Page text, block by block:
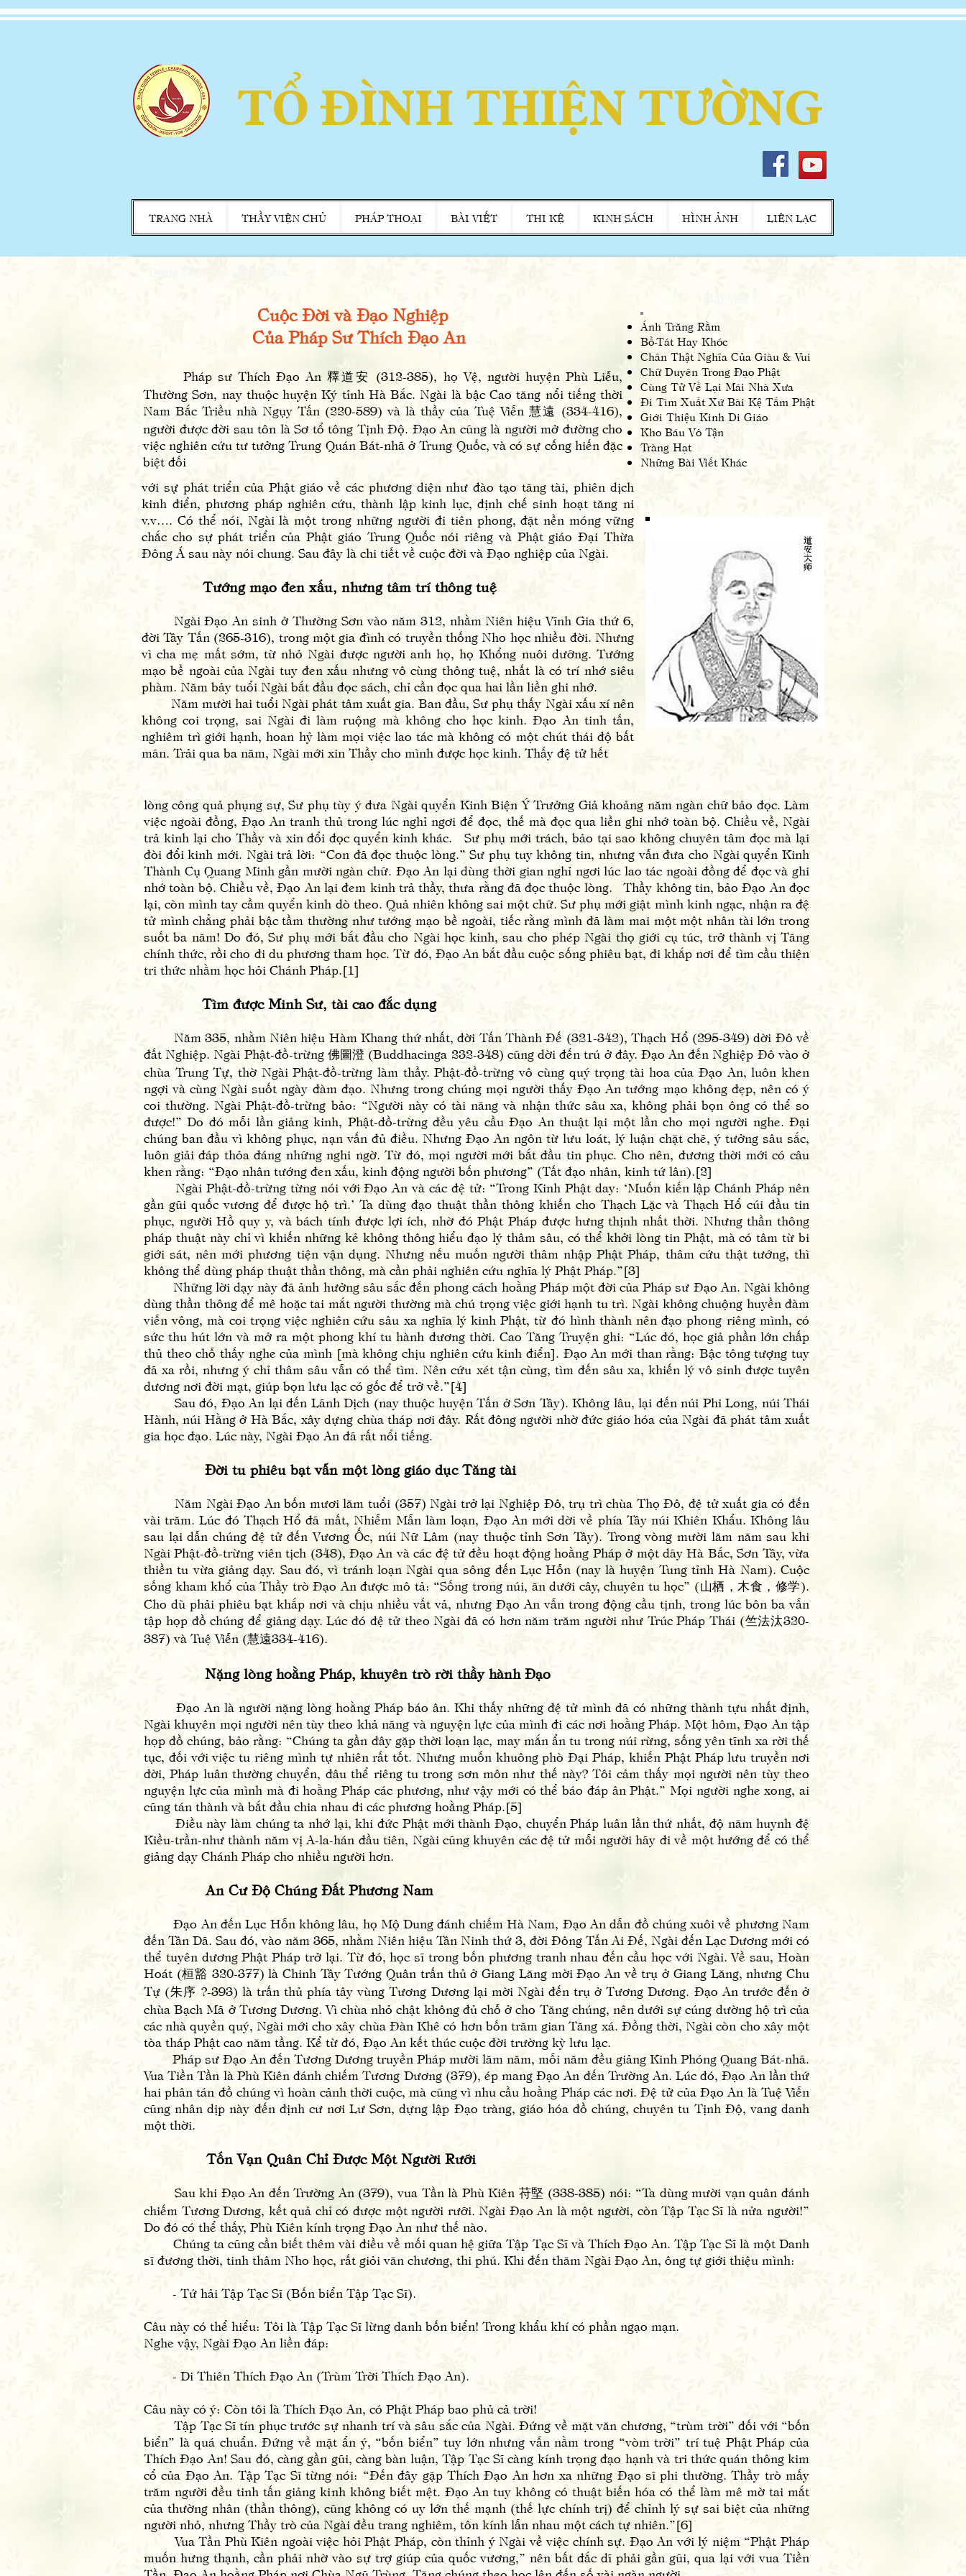
TỔ ĐÌNH THIỆN TƯỜNG
TRANG NHÀ THẦY VIỆN CHỦ PHÁP THOẠI BÀI VIẾT THI KỆ KINH SÁCH HÌNH ẢNH LIÊN LẠC
Cuộc Đời và Đạo Nghiệp
Của Pháp Sư Thích Đạo An
Pháp sư Thích Đạo An 釋道安 (312-385), họ Vệ, người huyện Phù Liễu,
Thường Sơn, nay thuộc huyện Ký tỉnh Hà Bắc. Ngài là bậc Cao tăng nổi tiếng thời
Nam Bắc Triều nhà Ngụy Tấn (220-589) và là thầy của Tuệ Viễn 慧遠 (334-416),
người được đời sau tôn là Sơ tổ tông Tịnh Độ. Đạo An cũng là người mở đường cho
việc nghiên cứu tư tưởng Trung Quán Bát-nhã ở Trung Quốc, và có sự cống hiến đặc
biệt đối
với sự phát triển của Phật giáo về các phương diện như đào tạo tăng tài, phiên dịch
kinh điển, phương pháp nghiên cứu, thành lập kinh lục, định chế sinh hoạt tăng ni
v.v…. Có thể nói, Ngài là một trong những người đi tiên phong, đặt nền móng vững
chắc cho sự phát triển của Phật giáo Trung Quốc nói riêng và Phật giáo Đại Thừa
Đông Á sau này nói chung. Sau đây là chi tiết về cuộc đời và Đạo nghiệp của Ngài.
Tướng mạo đen xấu, nhưng tâm trí thông tuệ
Ngài Đạo An sinh ở Thường Sơn vào năm 312, nhằm Niên hiệu Vĩnh Gia thứ 6,
đời Tây Tấn (265-316), trong một gia đình có truyền thống Nho học nhiều đời. Nhưng
vì cha mẹ mất sớm, từ nhỏ Ngài được người anh họ, họ Khổng nuôi dưỡng. Tướng
mạo bề ngoài của Ngài tuy đen xấu nhưng vô cùng thông tuệ, nhất là có trí nhớ siêu
phàm. Năm bảy tuổi Ngài bắt đầu đọc sách, chỉ cần đọc qua hai lần liền ghi nhớ.
Năm mười hai tuổi Ngài phát tâm xuất gia. Ban đầu, Sư phụ thấy Ngài xấu xí nên
không coi trọng, sai Ngài đi làm ruộng mà không cho học kinh. Đạo An tinh tấn,
nghiêm trì giới hạnh, hoan hỷ làm mọi việc lao tác mà không có một chút thái độ bất
mãn. Trải qua ba năm, Ngài mới xin Thầy cho mình được học kinh. Thấy đệ tử hết
Ánh Trăng Rằm
Bồ-Tát Hay Khóc
Chân Thật Nghĩa Của Giàu & Vui
Chữ Duyên Trong Đạo Phật
Cùng Tử Về Lại Mái Nhà Xưa
Đi Tìm Xuất Xứ Bài Kệ Tắm Phật
Giới Thiệu Kinh Di Giáo
Kho Báu Vô Tận
Tràng Hạt
Những Bài Viết Khác
lòng công quả phụng sự, Sư phụ tùy ý đưa Ngài quyển Kinh Biện Ý Trưởng Giả khoảng năm ngàn chữ bảo đọc. Làm
việc ngoài đồng, Đạo An tranh thủ trong lúc nghỉ ngơi để đọc, thế mà đọc qua liền ghi nhớ toàn bộ. Chiều về, Ngài
trả kinh lại cho Thầy và xin đổi đọc quyển kinh khác. Sư phụ mới trách, bảo tại sao không chuyên tâm đọc mà lại
đòi đổi kinh mới. Ngài trả lời: “Con đã đọc thuộc lòng.” Sư phụ tuy không tin, nhưng vẫn đưa cho Ngài quyển Kinh
Thành Cụ Quang Minh gần mười ngàn chữ. Đạo An lại dùng thời gian nghỉ ngơi lúc lao tác ngoài đồng để đọc và ghi
nhớ toàn bộ. Chiều về, Đạo An lại đem kinh trả thầy, thưa rằng đã đọc thuộc lòng. Thầy không tin, bảo Đạo An đọc
lại, còn mình tay cầm quyển kinh dò theo. Quả nhiên không sai một chữ. Sư phụ mới giật mình kinh ngạc, nhận ra đệ
tử mình chẳng phải bậc tầm thường như tướng mạo bề ngoài, tiếc rằng mình đã làm mai một một nhân tài lớn trong
suốt ba năm! Do đó, Sư phụ mới bắt đầu cho Ngài học kinh, sau cho phép Ngài thọ giới cụ túc, trở thành vị Tăng
chính thức, rồi cho đi du phương tham học. Từ đó, Đạo An bắt đầu cuộc sống phiêu bạt, đi khắp nơi để tìm cầu thiện
tri thức nhằm học hỏi Chánh Pháp.[1]
Tìm được Minh Sư, tài cao đắc dụng
Năm 335, nhằm Niên hiệu Hàm Khang thứ nhất, đời Tấn Thành Đế (321-342), Thạch Hổ (295-349) dời Đô về
đất Nghiệp. Ngài Phật-đồ-trừng 佛圖澄 (Buddhacinga 232-348) cũng dời đến trú ở đây. Đạo An đến Nghiệp Đô vào ở
chùa Trung Tự, thờ Ngài Phật-đồ-trừng làm thầy. Phật-đồ-trừng vô cùng quý trọng tài hoa của Đạo An, luôn khen
ngợi và cùng Ngài suốt ngày đàm đạo. Nhưng trong chúng mọi người thấy Đạo An tướng mạo không đẹp, nên có ý
coi thường. Ngài Phật-đồ-trừng bảo: “Người này có tài năng và nhận thức sâu xa, không phải bọn ông có thể so
được!” Do đó mỗi lần giảng kinh, Phật-đồ-trừng đều yêu cầu Đạo An thuật lại một lần cho mọi người nghe. Đại
chúng ban đầu vì không phục, nạn vấn đủ điều. Nhưng Đạo An ngôn từ lưu loát, lý luận chặt chẽ, ý tưởng sâu sắc,
luôn giải đáp thỏa đáng những nghi ngờ. Từ đó, mọi người mới bắt đầu tin phục. Cho nên, đương thời mới có câu
khen rằng: “Đạo nhân tướng đen xấu, kinh động người bốn phương” (Tất đạo nhân, kinh tứ lân).[2]
Ngài Phật-đồ-trừng từng nói với Đạo An và các đệ tử: “Trong Kinh Phật day: ‘Muốn kiến lập Chánh Pháp nên
gần gũi quốc vương để được hộ trì.’ Ta dùng đạo thuật thần thông khiến cho Thạch Lặc và Thạch Hổ cúi đầu tin
phục, người Hồ quy y, và bách tính được lợi ích, nhờ đó Phật Pháp được hưng thịnh nhất thời. Nhưng thần thông
pháp thuật này chỉ vì khiến những kẻ không thông hiểu đạo lý thâm sâu, có thể khởi lòng tin Phật, mà có tâm từ bi
giới sát, nên mới phương tiện vận dụng. Nhưng nếu muốn người thâm nhập Phật Pháp, thâm cứu thật tướng, thì
không thể dùng pháp thuật thần thông, mà cần phải nghiên cứu nghĩa lý Phật Pháp.”[3]
Những lời dạy này đã ảnh hưởng sâu sắc đến phong cách hoằng Pháp một đời của Pháp sư Đạo An. Ngài không
dùng thần thông để mê hoặc tai mắt người thường mà chú trọng việc giới hạnh tu trì. Ngài không chuộng huyền đàm
viễn vông, mà coi trọng việc nghiên cứu sâu xa nghĩa lý kinh Phật, từ đó hình thành nên đạo phong riêng mình, có
sức thu hút lớn và mở ra một phong khí tu hành đương thời. Cao Tăng Truyện ghi: “Lúc đó, học giả phần lớn chấp
thủ theo chỗ thấy nghe của mình [mà không chịu nghiên cứu kinh điển]. Đạo An mới than rằng: Bậc tông tượng tuy
đã xa rồi, nhưng ý chỉ thâm sâu vẫn có thể tìm. Nên cứu xét tận cùng, tìm đến sâu xa, khiến lý vô sinh được tuyên
dương nơi đời mạt, giúp bọn lưu lạc có gốc để trở về.”[4]
Sau đó, Đạo An lại đến Lãnh Dịch (nay thuộc huyện Tấn ở Sơn Tây). Không lâu, lại đến núi Phi Long, núi Thái
Hành, núi Hằng ở Hà Bắc, xây dựng chùa tháp nơi đây. Rất đông người nhờ đức giáo hóa của Ngài đã phát tâm xuất
gia học đạo. Lúc này, Ngài Đạo An đã rất nổi tiếng.
Đời tu phiêu bạt vẫn một lòng giáo dục Tăng tài
Năm Ngài Đạo An bốn mươi lăm tuổi (357) Ngài trở lại Nghiệp Đô, trụ trì chùa Thọ Đô, đệ tử xuất gia có đến
vài trăm. Lúc đó Thạch Hổ đã mất, Nhiễm Mẫn làm loạn, Đạo An mới dời về phía Tây núi Khiên Khẩu. Không lâu
sau lại dẫn chúng đệ tử đến Vương Ốc, núi Nữ Lâm (nay thuộc tỉnh Sơn Tây). Trong vòng mười lăm năm sau khi
Ngài Phật-đồ-trừng viên tịch (348), Đạo An và các đệ tử đều hoạt động hoằng Pháp ở một dãy Hà Bắc, Sơn Tây, vừa
thiền tu vừa giảng dạy. Sau đó, vì tránh loạn Ngài qua sông đến Lục Hỗn (nay là huyện Tung tỉnh Hà Nam). Cuộc
sống kham khổ của Thầy trò Đạo An được mô tả: “Sống trong núi, ăn dưới cây, chuyên tu học” (山栖，木食，修学).
Cho dù phải phiêu bạt khắp nơi và chịu nhiều vất vả, nhưng Đạo An vẫn trong động cầu tịnh, trong lúc bôn ba vẫn
tập họp đồ chúng để giảng dạy. Lúc đó đệ tử theo Ngài đã có hơn năm trăm người như Trúc Pháp Thái (竺法汰320-
387) và Tuệ Viễn (慧遠334-416).
Nặng lòng hoằng Pháp, khuyên trò rời thầy hành Đạo
Đạo An là người nặng lòng hoằng Pháp báo ân. Khi thấy những đệ tử mình đã có những thành tựu nhất định,
Ngài khuyên mọi người nên tùy theo khả năng và nguyện lực của mình đi các nơi hoằng Pháp. Một hôm, Đạo An tập
họp đồ chúng, bảo rằng: “Chúng ta gần đây gặp thời loạn lạc, may mắn ẩn tu trong núi rừng, sống yên tĩnh xa rời thế
tục, đối với việc tu riêng mình tự nhiên rất tốt. Nhưng muốn khuông phò Đại Pháp, khiến Phật Pháp lưu truyền nơi
đời, Pháp luân thường chuyển, đâu thể riêng tu trong sơn môn như thế này? Tôi cảm thấy mọi người nên tùy theo
nguyện lực của mình mà đi hoằng Pháp các phương, như vậy mới có thể báo đáp ân Phật.” Mọi người nghe xong, ai
cũng tán thành và bắt đầu chia nhau đi các phương hoằng Pháp.[5]
Điều này làm chúng ta nhớ lại, khi đức Phật mới thành Đạo, chuyển Pháp luân lần thứ nhất, độ năm huynh đệ
Kiều-trần-như thành năm vị A-la-hán đầu tiên, Ngài cũng khuyên các đệ tử mỗi người hãy đi về một hướng để có thể
giảng dạy Chánh Pháp cho nhiều người hơn.
An Cư Độ Chúng Đất Phương Nam
Đạo An đến Lục Hỗn không lâu, họ Mộ Dung đánh chiếm Hà Nam, Đạo An dẫn đồ chúng xuôi về phương Nam
đến Tân Dã. Sau đó, vào năm 365, nhằm Niên hiệu Tân Ninh thứ 3, đời Đông Tấn Ai Đế, Ngài đến Lạc Dương mới có
thể tuyên dương Phật Pháp trở lại. Từ đó, học sĩ trong bốn phương tranh nhau đến cầu học với Ngài. Về sau, Hoàn
Hoát (桓豁 320-377) là Chinh Tây Tướng Quân trấn thủ ở Giang Lăng mời Đạo An về trụ ở Giang Lăng, nhưng Chu
Tự (朱序 ?-393) là trấn thủ phía tây vùng Tương Dương lại mời Ngài đến trụ ở Tương Dương. Đạo An trước đến ở
chùa Bạch Mã ở Tương Dương. Vì chùa nhỏ chật không đủ chỗ ở cho Tăng chúng, nên dưới sự cúng dường hộ trì của
các nhà quyền quý, Ngài mới cho xây chùa Đàn Khê có hơn bốn trăm gian Tăng xá. Đồng thời, Ngài còn cho xây một
tòa tháp Phật cao năm tầng. Kể từ đó, Đạo An kết thúc cuộc đời trường kỳ lưu lạc.
Pháp sư Đạo An đến Tương Dương truyền Pháp mười lăm năm, mỗi năm đều giảng Kinh Phóng Quang Bát-nhã.
Vua Tiền Tần là Phù Kiên đánh chiếm Tương Dương (379), ép mang Đạo An đến Trường An. Lúc đó, Đạo An lần thứ
hai phân tán đồ chúng vì hoàn cảnh thời cuộc, mà cũng vì nhu cầu hoằng Pháp các nơi. Đệ tử của Đạo An là Tuệ Viễn
cũng nhân dịp này đến định cư nơi Lư Sơn, dựng lập Đạo tràng, giáo hóa đồ chúng, chuyên tu Tịnh Độ, vang danh
một thời.
Tốn Vạn Quân Chỉ Được Một Người Rưỡi
Sau khi Đạo An đến Trường An (379), vua Tần là Phù Kiên 苻堅 (338-385) nói: “Ta dùng mười vạn quân đánh
chiếm Tương Dương, kết quả chỉ có được một người rưỡi. Ngài Đạo An là một người, còn Tập Tạc Sĩ là nửa người!”
Do đó có thể thấy, Phù Kiên kính trọng Đạo An như thế nào.
Chúng ta cũng cần biết thêm vài điều về mối quan hệ giữa Tập Tạc Sĩ và Thích Đạo An. Tập Tạc Sĩ là một Danh
sĩ đương thời, tinh thâm Nho học, rất giỏi văn chương, thi phú. Khi đến thăm Ngài Đạo An, ông tự giới thiệu mình:
- Tứ hải Tập Tạc Sĩ (Bốn biển Tập Tạc Sĩ).
Câu này có thể hiểu: Tôi là Tập Tạc Sĩ lừng danh bốn biển! Trong khẩu khí có phần ngạo mạn.
Nghe vậy, Ngài Đạo An liền đáp:
- Di Thiên Thích Đạo An (Trùm Trời Thích Đạo An).
Câu này có ý: Còn tôi là Thích Đạo An, có Phật Pháp bao phủ cả trời!
Tập Tạc Sĩ tín phục trước sự nhanh trí và sâu sắc của Ngài. Đứng về mặt văn chương, “trùm trời” đối với “bốn
biển” là quá chuẩn. Đứng về mặt ẩn ý, “bốn biển” tuy lớn nhưng vẫn nằm trong “vòm trời” trí tuệ Phật Pháp của
Thích Đạo An! Sau đó, càng gần gũi, càng bàn luận, Tập Tạc Sĩ càng kính trọng đạo hạnh và tri thức quán thông kim
cổ của Đạo An. Tập Tạc Sĩ từng nói: “Đến đây gặp Thích Đạo An hơn xa những Đạo sĩ phi thường. Thầy trò mấy
trăm người đều tinh tấn giảng kinh không biết mệt. Đạo An tuy không có thuật biến hóa có thể làm mê mờ tai mắt
của thường nhân (thần thông), cũng không có uy lớn thế mạnh (thế lực chính trị) để chỉnh lý sự sai biệt của những
người nhỏ, nhưng Thầy trò của Ngài đều trang nghiêm, tôn kính lẫn nhau một cách tự nhiên.”[6]
Vua Tần Phù Kiên ngoài việc hỏi Phật Pháp, còn thỉnh ý Ngài về việc chính sự. Đạo An với lý niệm “Phật Pháp
muốn hưng thạnh, cần phải nhờ vào sự trợ giúp của quốc vương,” nên bất đắc dĩ phải gần gũi, qua lại với vua Tiền